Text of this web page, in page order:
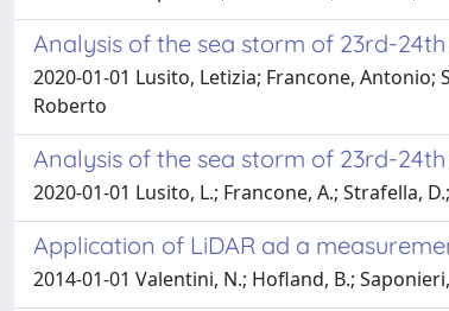
Analysis of the sea storm of 23rd-
2020-01-01 Lusito, Letizia; Francone, Antonio;
Roberto
Analysis of the sea storm of 23rd-
2020-01-01 Lusito, L.; Francone, A.; Strafella,
Application of LiDAR ad a
2014-01-01 Valentini, N.; Hofland, B.;